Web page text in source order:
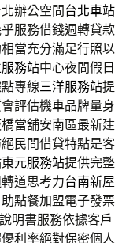
辦公空間台北車站
服務借錢週轉貸款
當充分滿足行照以
務站中心夜間假日
專線三洋服務站提
評估機車品牌量身
當舖安南區最新建
民間借貸特點是客
東元服務站提供完整
道思考力台南新屋
點餐加盟電子發票
明書服務依據客戶
利率絕對保密個人